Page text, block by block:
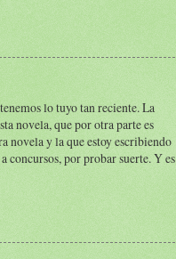
lo tuyo tan reciente. La
novela, que por otra parte es
novela y la que estoy escribiendo
concursos, por probar suerte. Y es